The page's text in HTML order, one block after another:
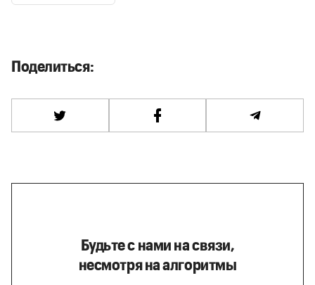
Поделиться:
Будьте с нами на связи,
несмотря на алгоритмы